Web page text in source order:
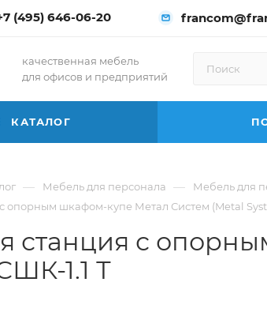
(495) 646-06-20
качественная мебель
для офисов и предприятий
КАТАЛОГ
— Мебель для персонала — Мебель для
опорным шкафом-купе Метал Систем (Metal
станция с
1.1 Т